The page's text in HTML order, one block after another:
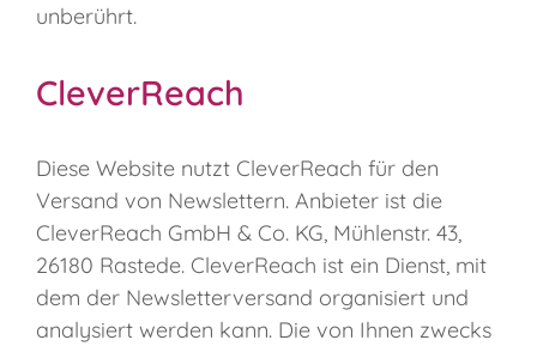
unberührt.
CleverReach
Diese Website nutzt CleverReach für den
Versand von Newslettern. Anbieter ist die
CleverReach GmbH & Co. KG, Mühlenstr. 43,
26180 Rastede. CleverReach ist ein Dienst, mit
dem der Newsletterversand organisiert und
analysiert werden kann. Die von Ihnen zwecks